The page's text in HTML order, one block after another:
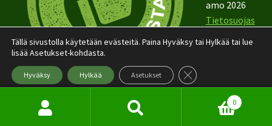
amo 2026
Tietosuojas
0
Tällä sivustolla käytetään evästeitä. Paina Hyväksy tai Hylkää tai lue
lisää Asetukset-kohdasta.
Hyväksy Hylkää Asetukset Sulje evästebanneri